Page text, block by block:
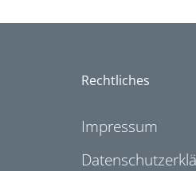
Rechtliches
Impressum